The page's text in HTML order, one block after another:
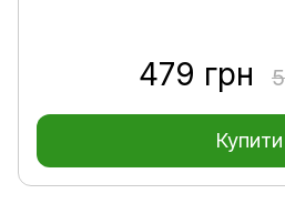
479 грн
Купити